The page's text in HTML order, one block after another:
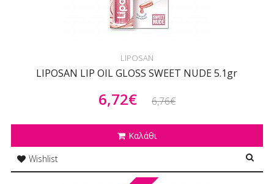
LIPOSAN
LIPOSAN LIP OIL GLOSS SWEET NUDE 5.1gr
6,72€ 6,76€
Καλάθι
Wishlist